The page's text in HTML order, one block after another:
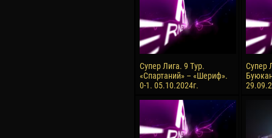
Супер Лига. 9 Тур.
«Спартаний» – «Шериф».
0-1. 05.10.2024г.
Супер